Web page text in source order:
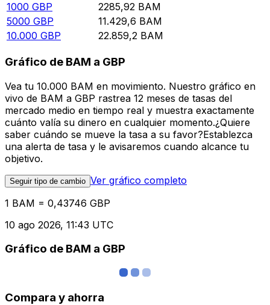
1000 GBP 2285,92 BAM
5000 GBP 11.429,6 BAM
10.000 GBP 22.859,2 BAM
Gráfico de BAM a GBP
Vea tu 10.000 BAM en movimiento. Nuestro gráfico en
vivo de BAM a GBP rastrea 12 meses de tasas del
mercado medio en tiempo real y muestra exactamente
cuánto valía su dinero en cualquier momento.¿Quiere
saber cuándo se mueve la tasa a su favor?Establezca
una alerta de tasa y le avisaremos cuando alcance tu
objetivo.
Seguir tipo de cambio Ver gráfico completo
1 BAM = 0,43746 GBP
10 ago 2026, 11:43 UTC
Gráfico de BAM a GBP
Compara y ahorra